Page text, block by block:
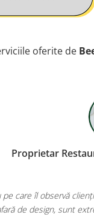
oferite de
Director
noastre am ales
și transmit